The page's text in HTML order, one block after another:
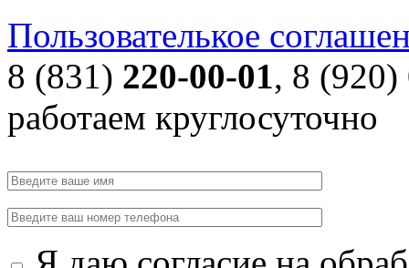
Пользователькое
8 (831) 220-00-01, 8 (920)
работаем круглосуточно